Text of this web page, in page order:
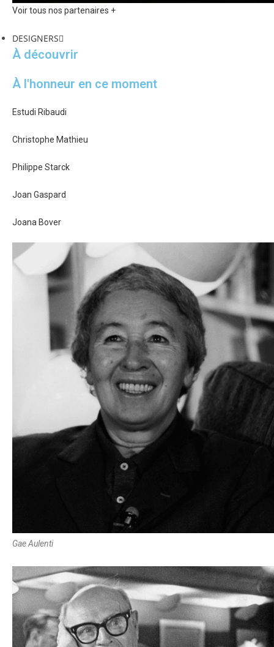
Voir tous nos partenaires +
DESIGNERS
À découvrir
À l'honneur en ce moment
Estudi Ribaudi
Christophe Mathieu
Philippe Starck
Joan Gaspard
Joana Bover
Gae Aulenti